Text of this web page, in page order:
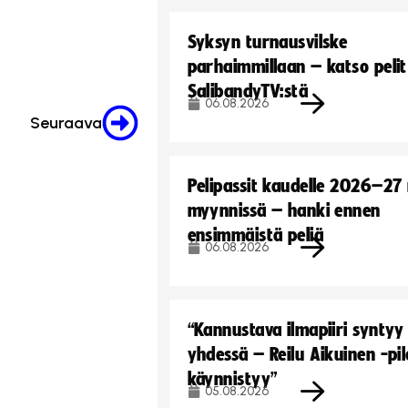
Seuraava
Syksyn turnausvilske
parhaimmillaan – katso pelit
SalibandyTV:stä
06.08.2026
Pelipassit kaudelle
myynnissä – hanki ennen
ensimmäistä peliä
06.08.2026
“Kannustava ilmapiiri syntyy
yhdessä – Reilu Aikuinen -
käynnistyy”
05.08.2026